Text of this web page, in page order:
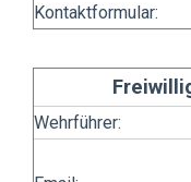
Kontaktformular:
Wehrführer: